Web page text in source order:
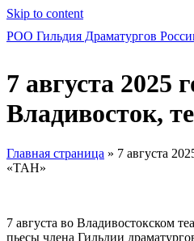
Skip to content
РОО Гильдия Драматургов
7 августа 2025
Владивосток,
Главная страница » 7 августа
«ТАН»
7 августа во Владивостокском
пьесы члена Гильдии